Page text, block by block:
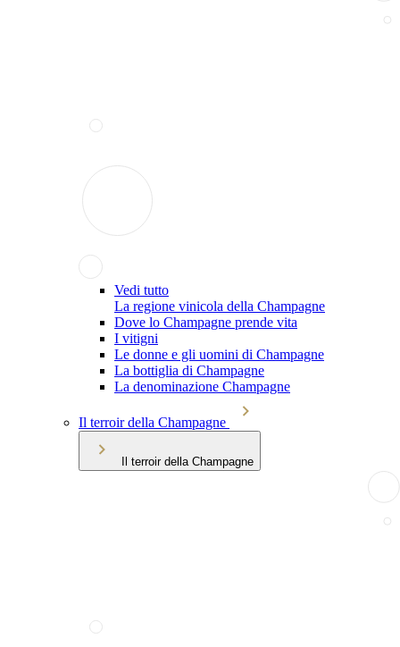
Vedi tutto
La regione vinicola della Champagne
Dove lo Champagne prende vita
I vitigni
Le donne e gli uomini di Champagne
La bottiglia di Champagne
La denominazione Champagne
Il terroir della Champagne
Il terroir della Champagne